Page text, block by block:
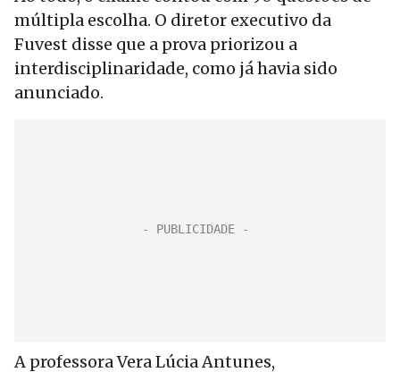
múltipla escolha. O diretor executivo da
Fuvest disse que a prova priorizou a
interdisciplinaridade, como já havia sido
anunciado.
A professora Vera Lúcia Antunes,